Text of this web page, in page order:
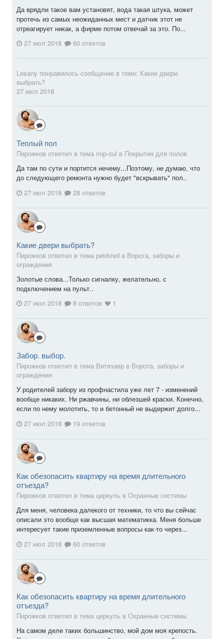
Да врядли такое вам установят, вода такая штука, может
протечь из самых неожиданных мест и датчик этот не
отреагирует никак, а фирме потом отвечай за это. По...
27 июл 2018
60 ответов
Lesany понравилось сообщение в теме: Какие двери
выбрать?
27 июл 2018
Теплый пол
Пирожков ответил в тема mip-oul в Покрытия для полов
Да там по сути и портится нечему...Поэтому, не думаю, что
до следующего ремонта нужно будет "вскрывать" пол..
27 июл 2018
28 ответов
Какие двери выбрать?
Пирожков ответил в тема petrkred в Ворота, заборы и
ограждения
Золотые слова...Только сигналку, желательно, с
подключением на пульт..
27 июл 2018
8 ответов 1
Забор. выбор.
Пирожков ответил в тема Витязавр в Ворота, заборы и
ограждения
У родителей забору из профнастила уже лет 7 - изменений
вообще никаких. Ни ржавчины, ни облезшей краски. Конечно,
если по нему молотить, то и бетонный не выдержит долго...
27 июл 2018
19 ответов
Как обезопасить квартиру на время длительного
отъезда?
Пирожков ответил в тема циркуль в Охранные системы
Для меня, человека далекого от техники, то что вы сейчас
описали это вообще как высшая математикка. Меня больше
интересует такие приземленные вопросы как-то через...
27 июл 2018
60 ответов
Как обезопасить квартиру на время длительного
отъезда?
Пирожков ответил в тема циркуль в Охранные системы
На самом деле таких большинство, мой дом моя крепость.